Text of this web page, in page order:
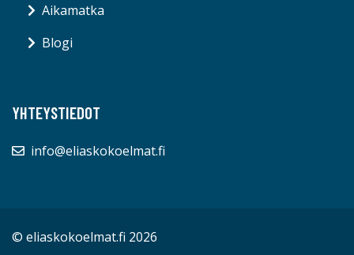
Aikamatka
Blogi
YHTEYSTIEDOT
info@eliaskokoelmat.fi
© eliaskokoelmat.fi 2026